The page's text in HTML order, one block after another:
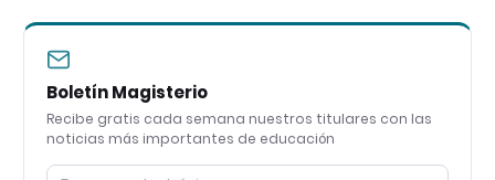
Boletín Magisterio
Recibe gratis cada semana nuestros titulares con las
noticias más importantes de educación